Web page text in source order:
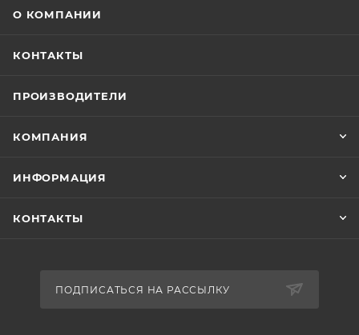
О КОМПАНИИ
КОНТАКТЫ
ПРОИЗВОДИТЕЛИ
КОМПАНИЯ
ИНФОРМАЦИЯ
КОНТАКТЫ
ПОДПИСАТЬСЯ НА РАССЫЛКУ